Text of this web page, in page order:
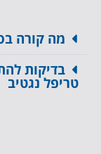
מה קורה
בדיקות
טריפל נגטיב